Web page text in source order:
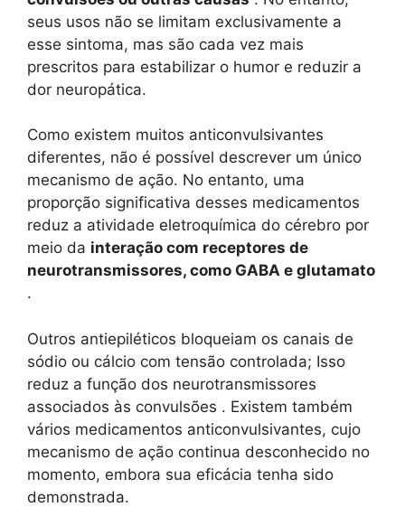
seus usos não se limitam exclusivamente a
esse sintoma, mas são cada vez mais
prescritos para estabilizar o humor e reduzir a
dor neuropática.
Como existem muitos anticonvulsivantes
diferentes, não é possível descrever um único
mecanismo de ação. No entanto, uma
proporção significativa desses medicamentos
reduz a atividade eletroquímica do cérebro por
meio da interação com receptores de
neurotransmissores, como GABA e glutamato
.
Outros antiepiléticos bloqueiam os canais de
sódio ou cálcio com tensão controlada; Isso
reduz a função dos neurotransmissores
associados às convulsões . Existem também
vários medicamentos anticonvulsivantes, cujo
mecanismo de ação continua desconhecido no
momento, embora sua eficácia tenha sido
demonstrada.